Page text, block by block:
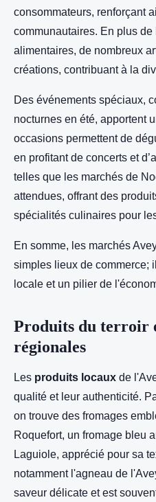
consommateurs, renforçant
communautaires. En plus
alimentaires, de nombreux
créations, contribuant à la
Des événements spéciaux,
nocturnes en été, apportent
occasions permettent de
en profitant de concerts et
telles que les marchés de
attendues, offrant des
spécialités culinaires pour
En somme, les marchés
simples lieux de commerce;
locale et un pilier de
Produits du terroir
régionales
Les produits locaux de
qualité et leur authenticité.
on trouve des fromages
Roquefort, un fromage bleu
Laguiole, apprécié pour sa
notamment l'agneau de
saveur délicate et est